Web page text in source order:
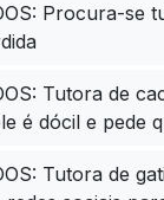
Procura-se
Tutora de
é dócil e pede
Tutora de